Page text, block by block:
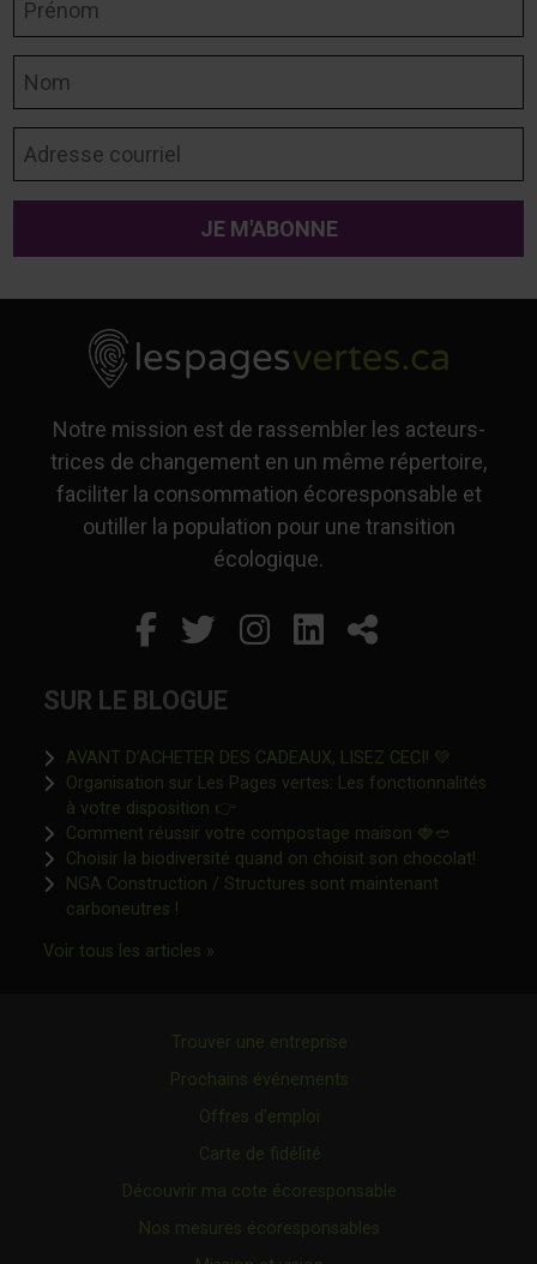
Notre mission est de rassembler les acteurs-
trices de changement en un même répertoire,
faciliter la consommation écoresponsable et
outiller la population pour une transition
écologique.
Facebook
Ce lien s'ouvrira dans
Twitter
Ce lien s'ouvrira
Instagram
Ce lien s'ouvrira
LinkedIn
Ce lienPartager
SUR LE BLOGUE
AVANT D’ACHETER DES CADEAUX, LISEZ CECI! 💚
Organisation sur Les Pages vertes: Les fonctionnalités
à votre disposition 👉Ce lien s'ouvrira dans une nouvelle
Comment réussir votre compostage maison 🍓🥙
Choisir la biodiversité quand on choisit son chocolat!Ce lien
NGA Construction / Structures sont maintenant
carboneutres !Ce lien s'ouvrira dans une nouvelle fenêtre"
Voir tous les articles »Ce lien s'ouvrira dans une nouvelle
Trouver une entreprise
Prochains événements
Offres d’emploi
Carte de fidélité
Découvrir ma cote écoresponsable
Nos mesures écoresponsables